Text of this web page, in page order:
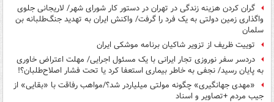
گران کردن هزینه زندگی در تهران در دستور کار شورای شهر/ لاریجانی جلوی
واگذاری زمین دولتی به یک فرد را گرفت/ واکنش ایران به تهدید جنگ‌طلبانه بن
سلمان
توییت ظریف از تزویر شاکیان برنامه موشکی ایران
دردسر سفر نوروزی تجار ایرانی با یک مسئول اجرایی/ مهلت اعتراض خاوری
به پایان رسید/ نجفی به خاطر بیماری استعفا کرد یا تحت فشار اصلاح‌طلبان؟!
«مهدی جهانگیری» چگونه مولتی میلیاردر شد؟/مواهب رفاقت با «بقایی» از
جیب مردم +تصاویر و اسناد